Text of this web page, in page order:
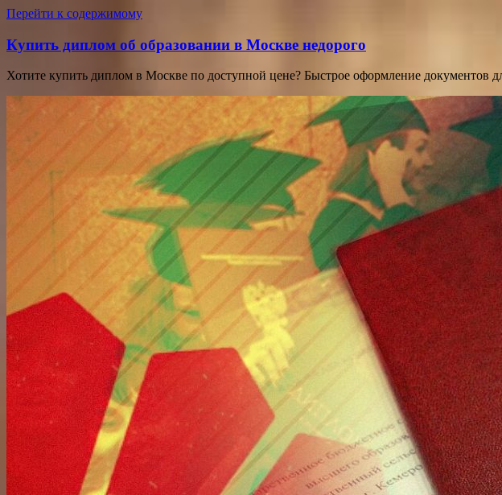
Перейти к содержимому
Купить диплом об образовании в Москве недорого
Хотите купить диплом в Москве по доступной цене? Быстрое оформление документов